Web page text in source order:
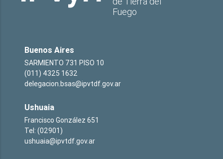
Fuego
Buenos Aires
SARMIENTO 731 PISO 10
(011) 4325 1632
delegacion.bsas@ipvtdf.gov.ar
Ushuaia
Francisco González 651
Tel: (02901)
ushuaia@ipvtdf.gov.ar